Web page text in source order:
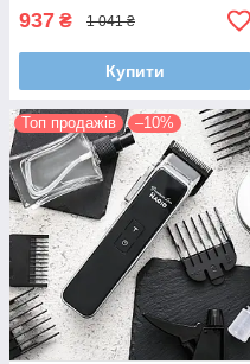
937 ₴ 1 041 ₴
Купити
Топ продажів –10%